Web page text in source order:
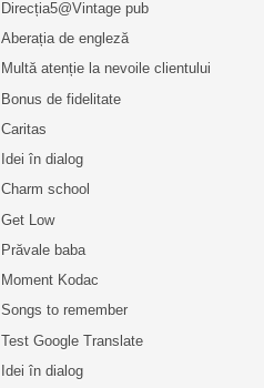
Direcția5@Vintage pub
Aberația de engleză
Multă atenție la nevoile clientului
Bonus de fidelitate
Caritas
Idei în dialog
Charm school
Get Low
Prăvale baba
Moment Kodac
Songs to remember
Test Google Translate
Idei în dialog